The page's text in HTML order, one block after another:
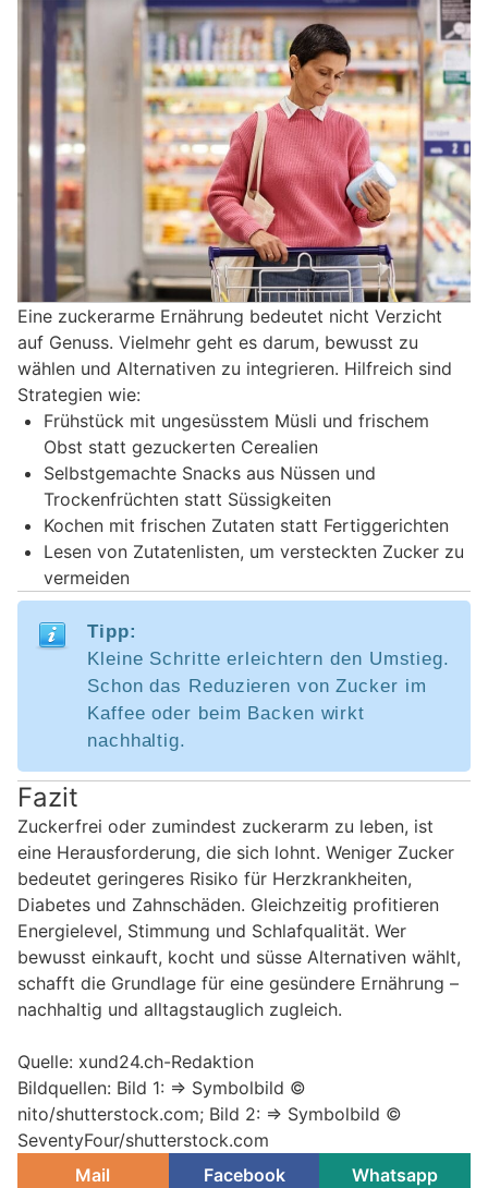
Eine zuckerarme Ernährung bedeutet nicht Verzicht
auf Genuss. Vielmehr geht es darum, bewusst zu
wählen und Alternativen zu integrieren. Hilfreich sind
Strategien wie:
Frühstück mit ungesüsstem Müsli und frischem
Obst statt gezuckerten Cerealien
Selbstgemachte Snacks aus Nüssen und
Trockenfrüchten statt Süssigkeiten
Kochen mit frischen Zutaten statt Fertiggerichten
Lesen von Zutatenlisten, um versteckten Zucker zu
vermeiden
Tipp:
Kleine Schritte erleichtern den Umstieg.
Schon das Reduzieren von Zucker im
Kaffee oder beim Backen wirkt
nachhaltig.
Fazit
Zuckerfrei oder zumindest zuckerarm zu leben, ist
eine Herausforderung, die sich lohnt. Weniger Zucker
bedeutet geringeres Risiko für Herzkrankheiten,
Diabetes und Zahnschäden. Gleichzeitig profitieren
Energielevel, Stimmung und Schlafqualität. Wer
bewusst einkauft, kocht und süsse Alternativen wählt,
schafft die Grundlage für eine gesündere Ernährung –
nachhaltig und alltagstauglich zugleich.
Quelle: xund24.ch-Redaktion
Bildquellen: Bild 1: => Symbolbild ©
nito/shutterstock.com; Bild 2: => Symbolbild ©
SeventyFour/shutterstock.com
Mail
Facebook Whatsapp